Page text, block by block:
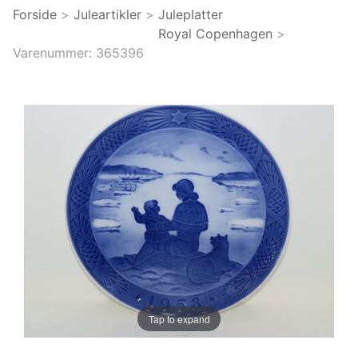
Forside > Juleartikler > Juleplatter
Royal Copenhagen >
Varenummer: 365396
Tap to expand